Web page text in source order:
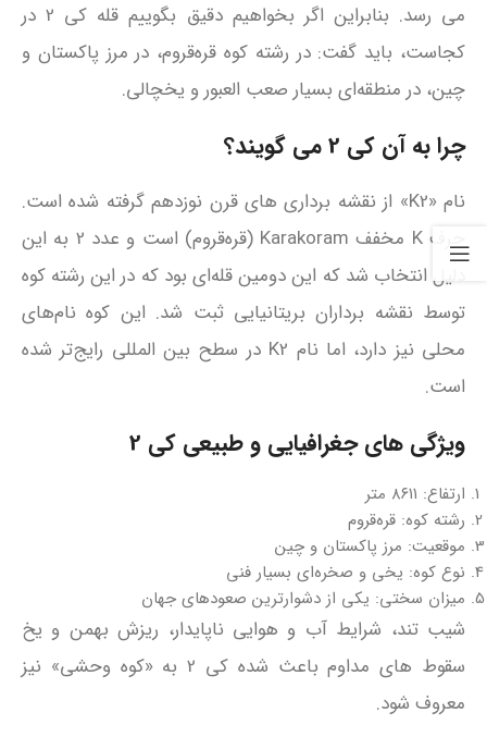
می‌ رسد. بنابراین اگر بخواهیم دقیق بگوییم قله کی 2 در
کجاست، باید گفت: در رشته‌ کوه قره‌قروم، در مرز پاکستان و
چین، در منطقه‌ای بسیار صعب‌ العبور و یخچالی.
چرا به آن کی 2 می‌ گویند؟
نام «K2» از نقشه‌ برداری‌ های قرن نوزدهم گرفته شده است.
حرف K مخفف Karakoram (قره‌قروم) است و عدد 2 به این
دلیل انتخاب شد که این دومین قله‌ای بود که در این رشته‌ کوه
توسط نقشه‌ برداران بریتانیایی ثبت شد. این کوه نام‌های
محلی نیز دارد، اما نام K2 در سطح بین‌ المللی رایج‌تر شده
است.
ویژگی‌ های جغرافیایی و طبیعی کی 2
ارتفاع: ۸۶۱۱ متر
رشته‌ کوه: قره‌قروم
موقعیت: مرز پاکستان و چین
نوع کوه: یخی و صخره‌ای بسیار فنی
میزان سختی: یکی از دشوارترین صعودهای جهان
شیب تند، شرایط آب‌ و هوایی ناپایدار، ریزش بهمن و یخ‌
سقوط‌ های مداوم باعث شده کی 2 به «کوه وحشی» نیز
معروف شود.